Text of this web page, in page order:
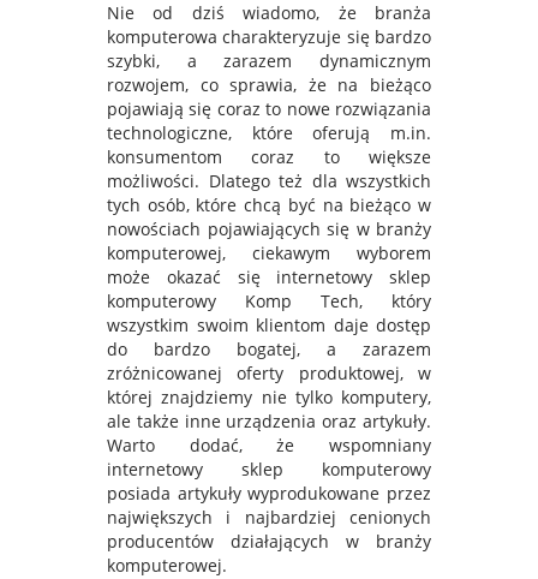
Nie od dziś wiadomo, że branża
komputerowa charakteryzuje się bardzo
szybki, a zarazem dynamicznym
rozwojem, co sprawia, że na bieżąco
pojawiają się coraz to nowe rozwiązania
technologiczne, które oferują m.in.
konsumentom coraz to większe
możliwości. Dlatego też dla wszystkich
tych osób, które chcą być na bieżąco w
nowościach pojawiających się w branży
komputerowej, ciekawym wyborem
może okazać się internetowy sklep
komputerowy Komp Tech, który
wszystkim swoim klientom daje dostęp
do bardzo bogatej, a zarazem
zróżnicowanej oferty produktowej, w
której znajdziemy nie tylko komputery,
ale także inne urządzenia oraz artykuły.
Warto dodać, że wspomniany
internetowy sklep komputerowy
posiada artykuły wyprodukowane przez
największych i najbardziej cenionych
producentów działających w branży
komputerowej.